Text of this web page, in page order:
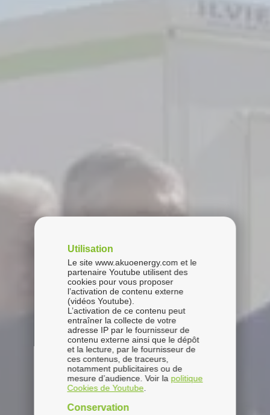
Utilisation
Le site www.akuoenergy.com et le
partenaire Youtube utilisent des
cookies pour vous proposer
l’activation de contenu externe
(vidéos Youtube).
L’activation de ce contenu peut
entraîner la collecte de votre
adresse IP par le fournisseur de
contenu externe ainsi que le dépôt
et la lecture, par le fournisseur de
ces contenus, de traceurs,
notamment publicitaires ou de
mesure d’audience. Voir la politique
Cookies de Youtube
Conservation